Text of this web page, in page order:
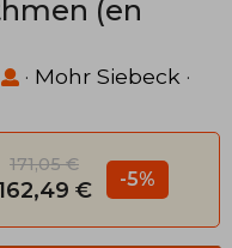
(en
· Mohr Siebeck ·
171,05 €
€ -5%